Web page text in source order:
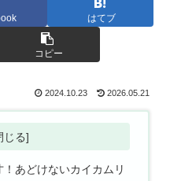
はてブ
コピー
2024.10.23 2026.05.21
あどけないカイカムリ